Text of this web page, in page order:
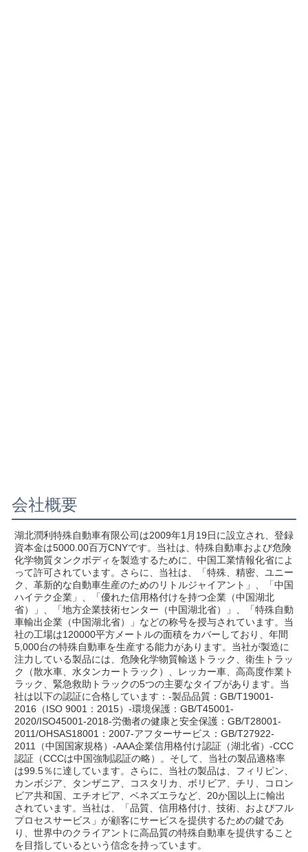
会社概要
湖北潤利特殊自動車有限公司は2009年1月19日に設立され、登録
資本金は5000.00百万CNYです。当社は、特殊自動車および危険
化学物質タンクボディを製造するために、中国工業情報化省によ
って許可されています。さらに、当社は、「特殊、精密、ユニー
ク、革新的な自動車生産のためのリトルジャイアント」、「中国
ハイテク企業」、「優れた信用格付けを持つ企業（中国湖北
省）」、「地方企業技術センター（中国湖北省）」、「特殊自動
車輸出企業（中国湖北省）」などの称号を授与されています。当
社の工場は120000平方メートルの面積をカバーしており、年間
5,000台の特殊自動車を生産する能力があります。当社が製造に
注力している製品には、危険化学物質輸送トラック、衛生トラッ
ク（散水車、水タンカートラック）、レッカー車、高高度作業ト
ラック、緊急救助トラックの5つの主要なタイプがあります。当
社は以下の認証に合格しています：-製品品質：GB/T19001-
2016（ISO 9001：2015）-環境保護：GB/T45001-
2020/ISO45001-2018-労働者の健康と安全保護：GB/T28001-
2011/OHSAS18001：2007-アフターサービス：GB/T27922-
2011（中国国家規格）-AAA企業信用格付け認証（湖北省）-CCC
認証（CCCは中国強制認証の略）。そして、当社の製品適格率
は99.5％に達しています。さらに、当社の製品は、フィリピン、
カンボジア、タンザニア、コスタリカ、ボリビア、チリ、コロン
ビア共和国、エチオピア、ベネズエラなど、20か国以上に輸出
されています。当社は、「品質、信用格付け、技術、およびフル
プロセスサービス」が顧客にサービスを提供するための鍵であ
り、世界中のクライアントに高品質の特殊自動車を提供すること
を目指しているという信念を持っています。